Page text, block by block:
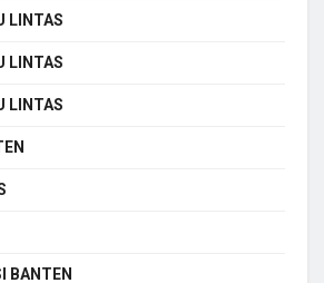
LINTAS
LINTAS
LINTAS
BANTEN